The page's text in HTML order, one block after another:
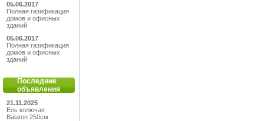
05.06.2017
Полная газификация
домов и офисных
зданий
05.06.2017
Полная газификация
домов и офисных
зданий
Последние
объявления
21.11.2025
Ель колючая
Balaton 250см